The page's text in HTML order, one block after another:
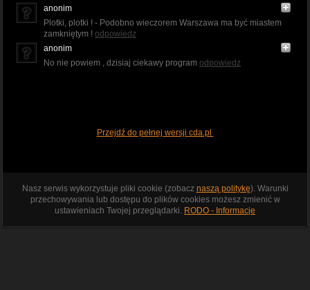
anonim
Plotki, plotki ! - Podobno wieczorem Warszawa ma być miastem
zamkniętym ! odpowiedz
anonim
No nie powiem , dzisiaj ciekawy program odpowiedz
Przejdź do pełnej wersji cda.pl
Nasz serwis wykorzystuje pliki cookie (zobacz naszą politykę). Warunki
przechowywania lub dostępu do plików cookies możesz zmienić w
ustawieniach Twojej przeglądarki. RODO - Informacje